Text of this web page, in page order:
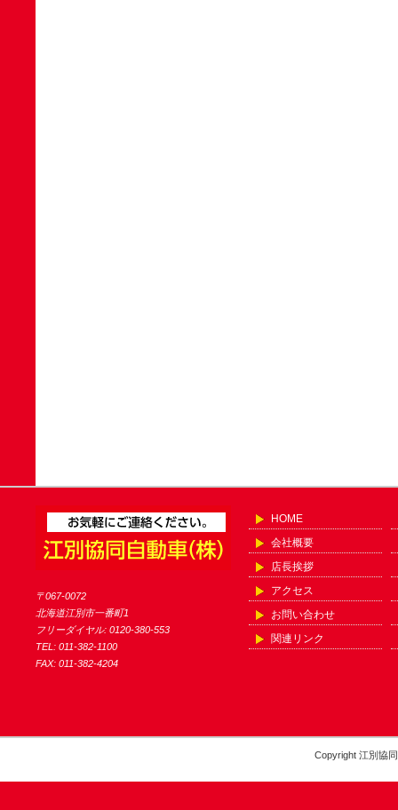
〒067-0072
北海道江別市一番町1
フリーダイヤル: 0120-380-553
TEL: 011-382-1100
FAX: 011-382-4204
HOME
会社概要
店長挨拶
アクセス
お問い合わせ
関連リンク
Copyright 江別協